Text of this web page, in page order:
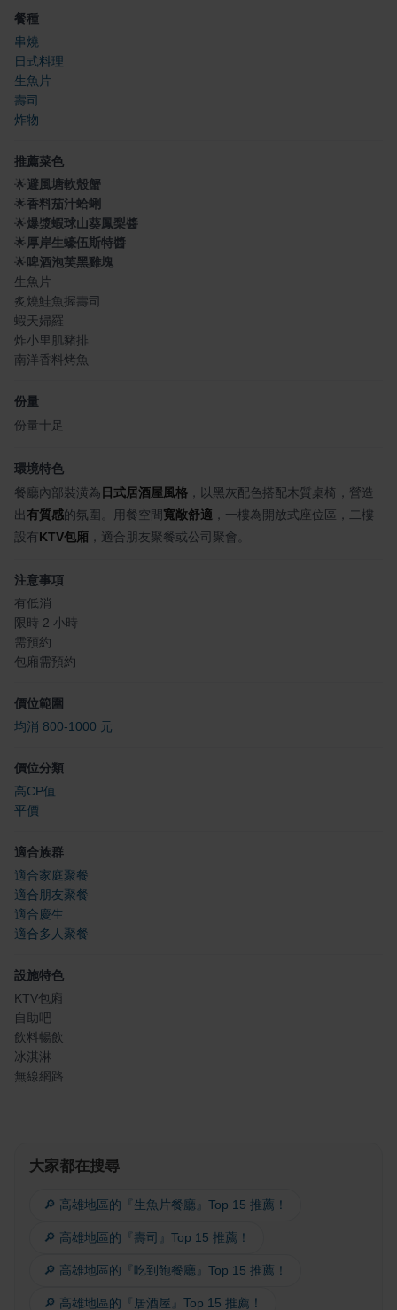
餐種
串燒
日式料理
生魚片
壽司
炸物
推薦菜色
🌟避風塘軟殼蟹
🌟香料茄汁蛤蜊
🌟爆漿蝦球山葵鳳梨醬
🌟厚岸生蠔伍斯特醬
🌟啤酒泡芙黑雞塊
生魚片
炙燒鮭魚握壽司
蝦天婦羅
炸小里肌豬排
南洋香料烤魚
份量
份量十足
環境特色
餐廳內部裝潢為 日式居酒屋風格 ，以黑灰配色搭配木質桌椅，營造
出有質感的氛圍。用餐空間寬敞舒適 ，一樓為開放式座位區，二樓
設有 KTV包廂 ，適合朋友聚餐或公司聚會。
注意事項
有低消
限時 2 小時
需預約
包廂需預約
價位範圍
均消 800-1000 元
價位分類
高CP值
平價
適合族群
適合家庭聚餐
適合朋友聚餐
適合慶生
適合多人聚餐
設施特色
KTV包廂
自助吧
飲料暢飲
冰淇淋
無線網路
大家都在搜尋
🔎 高雄地區的『生魚片餐廳』Top 15 推薦！
🔎 高雄地區的『壽司』Top 15 推薦！
🔎 高雄地區的『吃到飽餐廳』Top 15 推薦！
🔎 高雄地區的『居酒屋』Top 15 推薦！